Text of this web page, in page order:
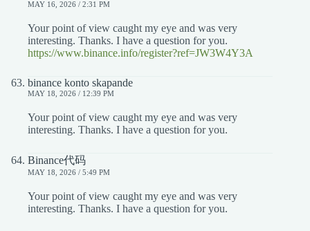
MAY 16, 2026 / 2:31 PM
Your point of view caught my eye and was very
interesting. Thanks. I have a question for you.
https://www.binance.info/register?ref=JW3W4Y3A
binance konto skapande
MAY 18, 2026 / 12:39 PM
Your point of view caught my eye and was very
interesting. Thanks. I have a question for you.
Binance代码
MAY 18, 2026 / 5:49 PM
Your point of view caught my eye and was very
interesting. Thanks. I have a question for you.